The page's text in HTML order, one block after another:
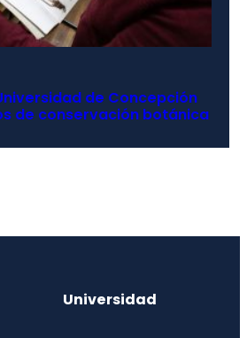
de Concepción
de conservación botánica
Universidad